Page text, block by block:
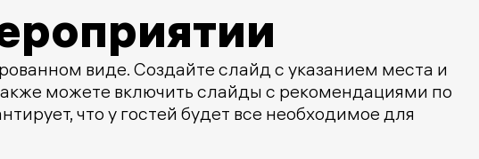
виде. Создайте слайд с указанием места и
можете включить слайды с рекомендациями по
что у гостей будет все необходимое для